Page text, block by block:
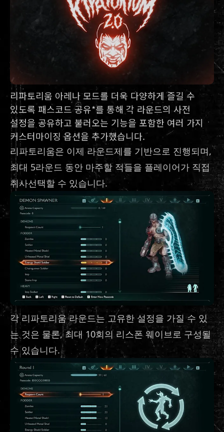
리파토리움 아레나 모드를 더욱 다양하게 즐길 수
있도록 패스코드 공유*를 통해 각 라운드의 사전
설정을 공유하고 불러오는 기능을 포함한 여러 가지
커스터마이징 옵션을 추가했습니다.
리파토리움은 이제 라운드제를 기반으로 진행되며,
최대 5라운드 동안 마주할 적들을 플레이어가 직접
취사선택할 수 있습니다.
각 리파토리움 라운드는 고유한 설정을 가질 수 있
는 것은 물론, 최대 10회의 리스폰 웨이브로 구성될
수 있습니다.